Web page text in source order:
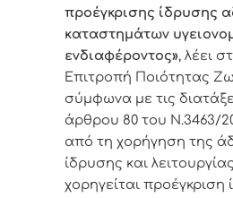
προέγκρισης ίδρυσης
καταστημάτων
ενδιαφέροντος», λέει
Επιτροπή Ποιότητας
σύμφωνα με τις
άρθρου 80 του Ν.3463/
από τη χορήγηση της
ίδρυσης και λειτουργίας
χορηγείται προέγκριση